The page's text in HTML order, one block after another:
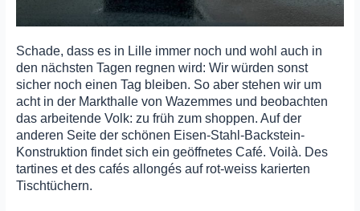
Schade, dass es in Lille immer noch und wohl auch in
den nächsten Tagen regnen wird: Wir würden sonst
sicher noch einen Tag bleiben. So aber stehen wir um
acht in der Markthalle von Wazemmes und beobachten
das arbeitende Volk: zu früh zum shoppen. Auf der
anderen Seite der schönen Eisen-Stahl-Backstein-
Konstruktion findet sich ein geöffnetes Café. Voilà. Des
tartines et des cafés allongés auf rot-weiss karierten
Tischtüchern.